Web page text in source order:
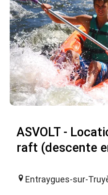
ASVOLT -
raft (descente
Entraygues-sur-